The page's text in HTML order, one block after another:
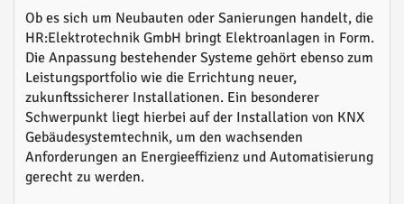
Ob es sich um Neubauten oder Sanierungen handelt, die
HR:Elektrotechnik GmbH bringt Elektroanlagen in Form.
Die Anpassung bestehender Systeme gehört ebenso zum
Leistungsportfolio wie die Errichtung neuer,
zukunftssicherer Installationen. Ein besonderer
Schwerpunkt liegt hierbei auf der Installation von KNX
Gebäudesystemtechnik, um den wachsenden
Anforderungen an Energieeffizienz und Automatisierung
gerecht zu werden.